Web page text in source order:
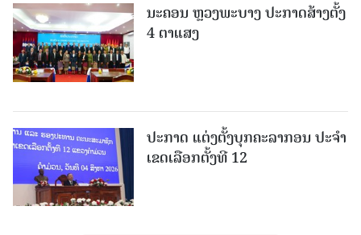
ນະຄອນ ຫຼວງພະບາງ ປະ​ກາດ​ສ້າງ​ຕັ້ງ
4 ຕາແສງ
ປະກາດ ແຕ່ງຕັ້ງບຸກຄະລາກອນ ປະຈໍາ
ເຂດເລືອກຕັ້ງທີ 12